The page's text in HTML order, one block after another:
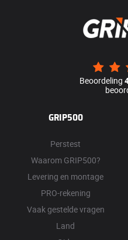
Beoordeling
GRIP500
Perstest
Waarom GRIP500?
Levering en montage
PRO-rekening
Vaak gestelde vragen
Land